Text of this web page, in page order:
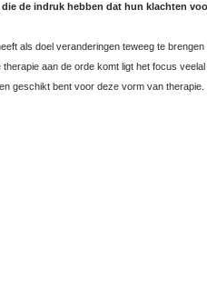
de indruk hebben dat hun klachten
als doel veranderingen teweeg te
aan de orde komt ligt het focus
geschikt bent voor deze vorm van therapie.